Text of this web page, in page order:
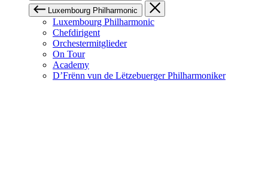
Luxembourg Philharmonic
Luxembourg Philharmonic
Chefdirigent
Orchestermitglieder
On Tour
Academy
D’Frënn vun de Lëtzebuerger Philharmoniker